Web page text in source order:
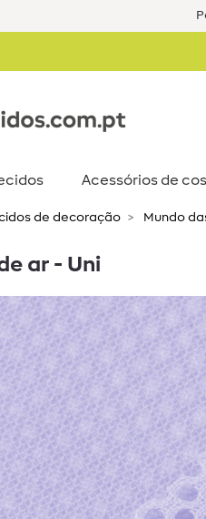
Acessórios de
de decoração Mundo
ar - Uni